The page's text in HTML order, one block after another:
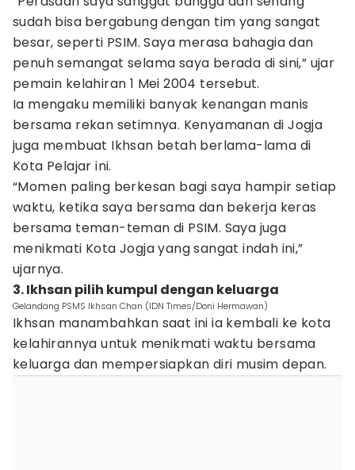
sudah bisa bergabung dengan tim yang sangat
besar, seperti PSIM. Saya merasa bahagia dan
penuh semangat selama saya berada di sini,” ujar
pemain kelahiran 1 Mei 2004 tersebut.
Ia mengaku memiliki banyak kenangan manis
bersama rekan setimnya. Kenyamanan di Jogja
juga membuat Ikhsan betah berlama-lama di
Kota Pelajar ini.
“Momen paling berkesan bagi saya hampir setiap
waktu, ketika saya bersama dan bekerja keras
bersama teman-teman di PSIM. Saya juga
menikmati Kota Jogja yang sangat indah ini,”
ujarnya.
3. Ikhsan pilih kumpul dengan keluarga
Gelandang PSMS Ikhsan Chan (IDN Times/Doni Hermawan)
Ikhsan manambahkan saat ini ia kembali ke kota
kelahirannya untuk menikmati waktu bersama
keluarga dan mempersiapkan diri musim depan.